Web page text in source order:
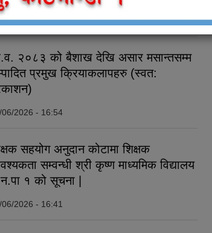
06/2026 - 21:31
२०८३ को बैशाख देखि असार मसान्तसम्म
प्रमुख क्रियाकलापहरु (स्वत:
06/2026 - 16:54
सहयोग अनुदान कोटामा शिक्षक
सम्वन्धी श्री कृष्ण माध्यमिक विद्यालय
१ को सूचना |
06/2026 - 16:41